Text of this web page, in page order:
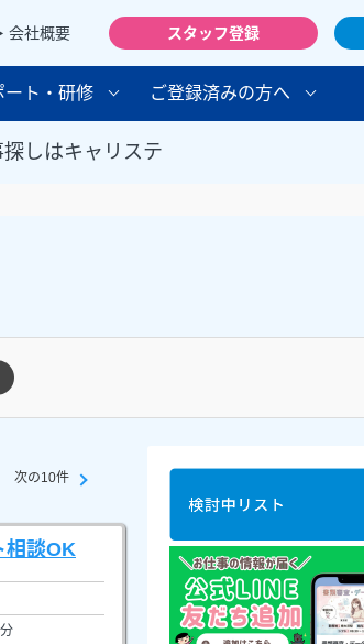
会社概要 スタッフ登録
ート・研修 ご登録済みの方へ
しはキャリステ
次の10件
相談OK